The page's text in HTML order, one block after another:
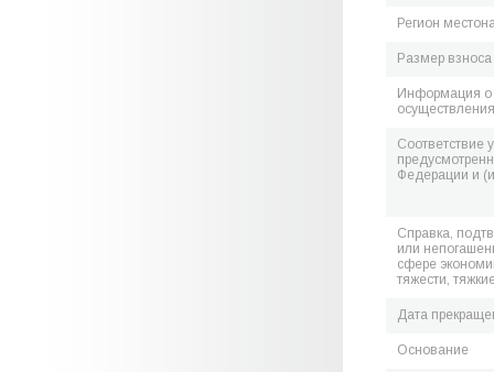
Регион
Размер
Информация о
Соответствие
Федерации и
Справка,
или
сфере
тяжести,
Дата
Основание